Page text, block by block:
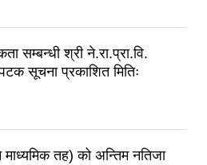
सम्बन्धी श्री ने.रा.प्रा.वि.
सूचना प्रकाशित मितिः
माध्यमिक तह) को अन्तिम नतिजा